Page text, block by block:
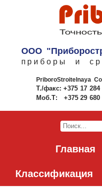
ООО
приборы и
PriboroStroitelnaya
Т./факс: +375 17 284
Моб.Т:
+375 29 680
Главная
Классификация